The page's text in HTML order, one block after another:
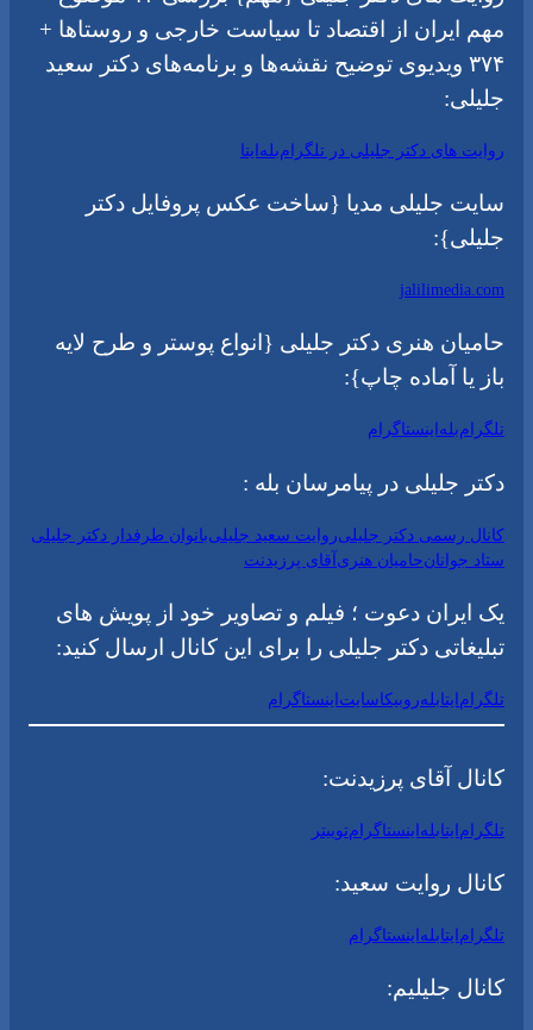
مهم ایران از اقتصاد تا سیاست خارجی و روستاها +
۳۷۴ ویدیوی توضیح نقشه‌ها و برنامه‌های دکتر سعید
جلیلی:
روایت های دکتر جلیلی در تلگرامبلهایتا
سایت جلیلی مدیا {ساخت عکس پروفایل دکتر
جلیلی}:
jalilimedia.com
حامیان هنری دکتر جلیلی {انواع پوستر و طرح لایه
باز یا آماده چاپ}:
تلگرامبلهاینستاگرام
دکتر جلیلی در پیامرسان بله :
کانال رسمی دکتر جلیلیروایت سعید جلیلیبانوان طرفدار دکتر جلیلی
ستاد جوانانحامیان هنریآقای پرزیدنت
یک ایران دعوت ؛ فیلم و تصاویر خود از پویش های
تبلیغاتی دکتر جلیلی را برای این کانال ارسال کنید:
تلگرامایتابلهروبیکاسایتاینستاگرام
کانال آقای پرزیدنت:
تلگرامایتابلهاینستاگرامتوییتر
کانال روایت سعید:
تلگرامایتابلهاینستاگرام
کانال جلیلیم: